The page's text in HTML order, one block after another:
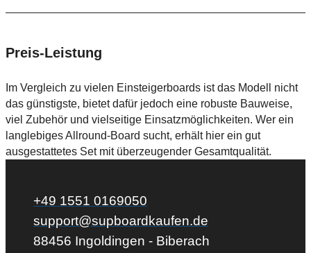
Preis-Leistung
Im Vergleich zu vielen Einsteigerboards ist das Modell nicht
das günstigste, bietet dafür jedoch eine robuste Bauweise,
viel Zubehör und vielseitige Einsatzmöglichkeiten. Wer ein
langlebiges Allround-Board sucht, erhält hier ein gut
ausgestattetes Set mit überzeugender Gesamtqualität.
+49 1551 0169050
support@supboardkaufen.de
88456 Ingoldingen - Biberach